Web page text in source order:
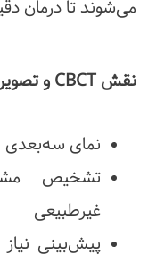
می‌شوند تا درمان
نقش CBCT و تصویربرداری دیجیتال
نمای سه‌بعدی
تشخیص
غیرطبیعی
پیش‌بینی